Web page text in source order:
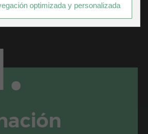
optimizada y personalizada